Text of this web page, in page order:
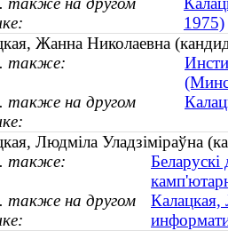
1975)
Жанна Николаевна
также:
также на другом
Людміла Уладзіміраўна
также:
Беларускі
также на другом
Калацкая,